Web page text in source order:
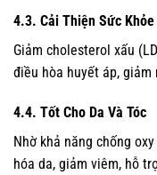
4.3. Cải Thiện Sức
Giảm cholesterol xấu
điều hòa huyết áp,
4.4. Tốt Cho Da Và Tóc
Nhờ khả năng chống
hóa da, giảm viêm, hỗ